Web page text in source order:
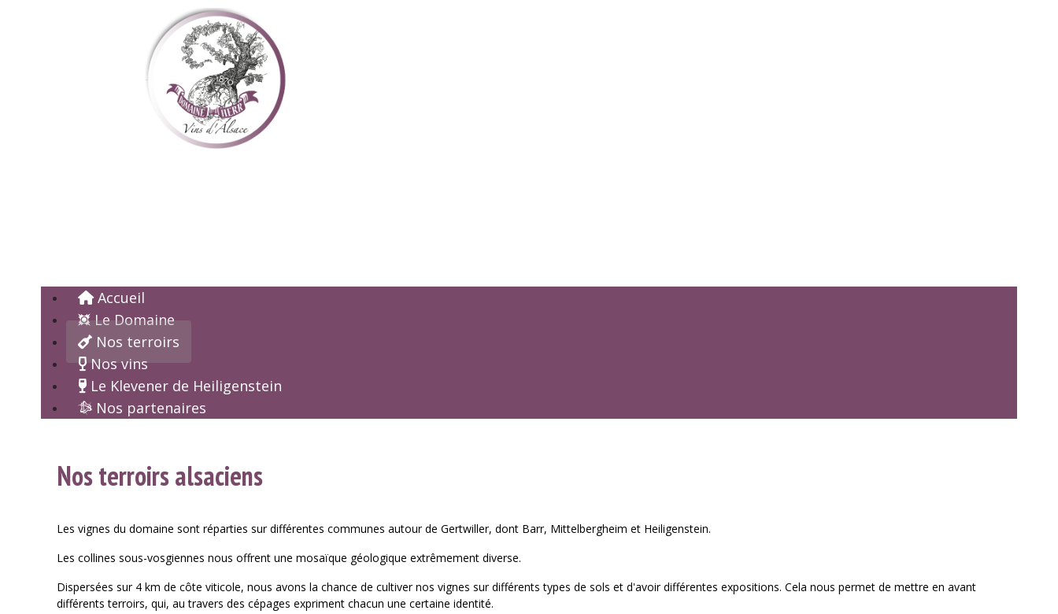
Accueil
Le Domaine
Nos terroirs
Nos vins
Le Klevener de Heiligenstein
Nos partenaires
Nos terroirs alsaciens
Les vignes du domaine sont réparties sur différentes communes autour de Gertwiller, dont Barr, Mittelbergheim et Heiligenstein.
Les collines sous-vosgiennes nous offrent une mosaïque géologique extrêmement diverse.
Dispersées sur 4 km de côte viticole, nous avons la chance de cultiver nos vignes sur différents types de sols et d'avoir différentes expositions. Cela nous permet de mettre en avant
différents terroirs, qui, au travers des cépages expriment chacun une certaine identité.